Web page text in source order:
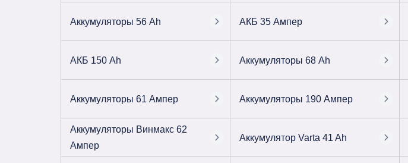
Аккумуляторы 56 Ah АКБ 35 Ампер
АКБ 150 Ah Аккумуляторы 68 Ah
Аккумуляторы 61 Ампер Аккумуляторы 190 Ампер
Аккумуляторы Винмакс 62
Ампер
Аккумулятор Varta 41 Ah